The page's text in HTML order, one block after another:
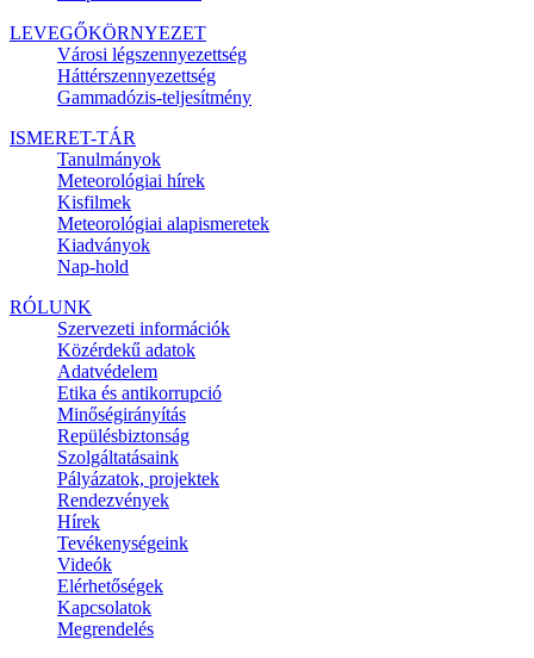
LEVEGŐKÖRNYEZET
Városi légszennyezettség
Háttérszennyezettség
Gammadózis-teljesítmény
ISMERET-TÁR
Tanulmányok
Meteorológiai hírek
Kisfilmek
Meteorológiai alapismeretek
Kiadványok
Nap-hold
RÓLUNK
Szervezeti információk
Közérdekű adatok
Adatvédelem
Etika és antikorrupció
Minőségirányítás
Repülésbiztonság
Szolgáltatásaink
Pályázatok, projektek
Rendezvények
Hírek
Tevékenységeink
Videók
Elérhetőségek
Kapcsolatok
Megrendelés